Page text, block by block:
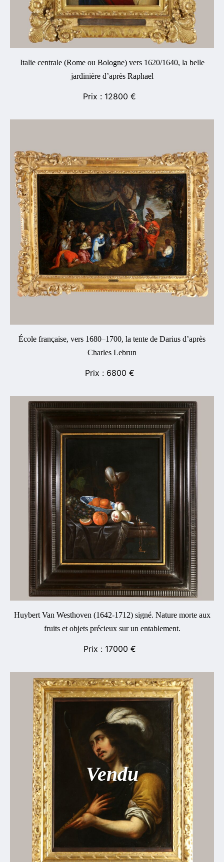
Italie centrale (Rome ou Bologne) vers 1620/1640, la belle
jardinière d’après Raphael
12800 €
École française, vers 1680–1700, la tente de Darius d’après
Charles Lebrun
6800 €
Huybert Van Westhoven (1642-1712) signé. Nature morte aux
fruits et objets précieux sur un entablement.
17000 €
Vendu